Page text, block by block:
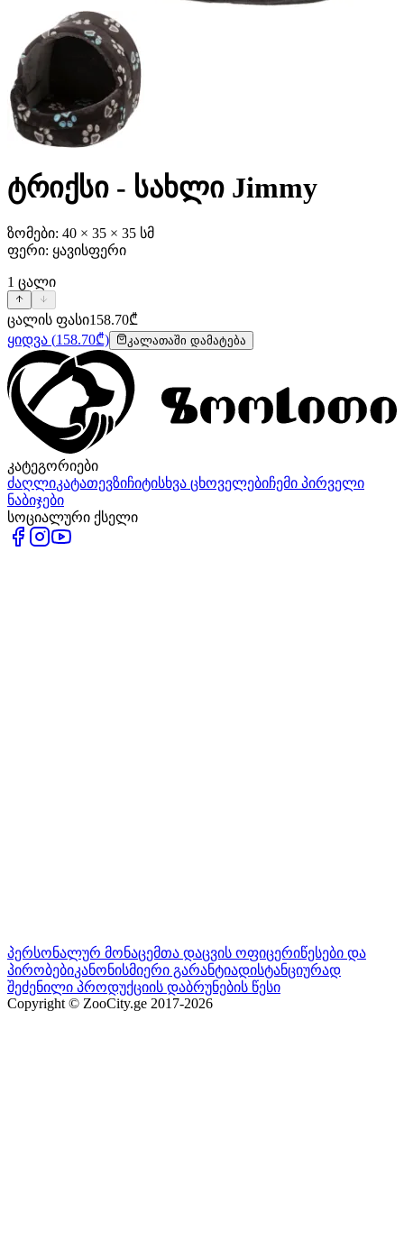
ტრიქსი - სახლი Jimmy
ზომები: 40 × 35 × 35 სმ
ფერი: ყავისფერი
1 ცალი
ცალის ფასი158.70₾
ყიდვა (158.70₾) კალათაში დამატება
კატეგორიები
ძაღლიკატათევზიჩიტისხვა ცხოველებიჩემი პირველი
ნაბიჯები
სოციალური ქსელი
პერსონალურ მონაცემთა დაცვის ოფიცერიწესები და
პირობებიკანონისმიერი გარანტიადისტანციურად
შეძენილი პროდუქციის დაბრუნების წესი
Copyright © ZooCity.ge 2017-2026